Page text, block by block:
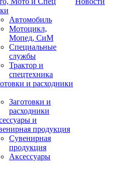
Автомобиль
Мотоцикл,
Мопед, СиМ
Специальные
службы
Трактор и
спецтехника
и расходники
Заготовки и
расходники
и
продукция
Сувенирная
продукция
Аксессуары